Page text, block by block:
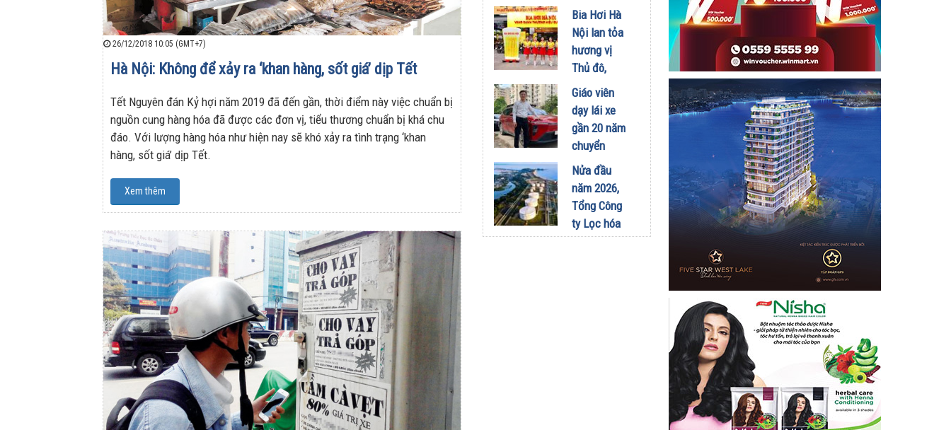
26/12/2018 10:05 (GMT+7)
Hà Nội: Không để xảy ra ‘khan hàng, sốt giá’ dịp Tết
Tết Nguyên đán Kỷ hợi năm 2019 đã đến gần, thời điểm này việc chuẩn bị
nguồn cung hàng hóa đã được các đơn vị, tiểu thương chuẩn bị khá chu
đáo. Với lượng hàng hóa như hiện nay sẽ khó xảy ra tình trạng ‘khan
hàng, sốt giá’ dịp Tết.
Xem thêm
sinh thái
tại Vũng
Áng
29/07/2026
khai thực
hiện Nghị
quyết Hội
nghị Trung
29/07/2026
Bia Hơi Hà
Nội lan tỏa
hương vị
Thủ đô,
khuấy động
mùa hè tại
TP. Hồ Chí
Minh
Giáo viên
dạy lái xe
gần 20 năm
chuyển
sang dùng
Limo
Green: Tôi
đã hiểu vì
sao xe điện
Nửa đầu
năm 2026,
Tổng Công
ty Lọc hóa
dầu Việt